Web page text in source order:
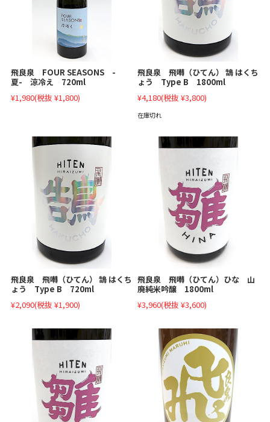
飛良泉 FOUR SEASONS -
夏- 涼冷え 720ml
¥1,980(税抜 ¥1,800)
飛良泉 飛囀（ひてん） 鵠 はくち
ょう Type B 1800ml
¥4,180(税抜 ¥3,800)
在庫切れ
飛良泉 飛囀（ひてん） 鵠 はくち
ょう Type B 720ml
¥2,090(税抜 ¥1,900)
飛良泉 飛囀（ひてん）ひな 山
廃純米吟醸 1800ml
¥3,960(税抜 ¥3,600)